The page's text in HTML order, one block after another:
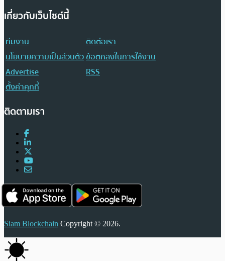
เกี่ยวกับเว็บไซต์นี้
ทีมงาน
ติดต่อเรา
นโยบายความเป็นส่วนตัวข้อตกลงในการใช้งาน
Advertise
RSS
ตั้งค่าคุกกี้
ติดตามเรา
Siam Blockchain Copyright © 2026.